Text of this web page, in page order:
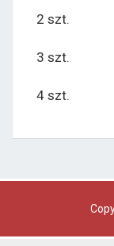
2 szt.
3 szt.
4 szt.